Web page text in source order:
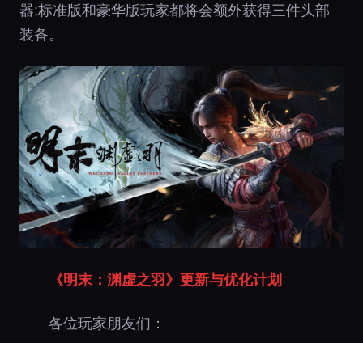
器;标准版和豪华版玩家都将会额外获得三件头部
装备。
《明末：渊虚之羽》更新与优化计划
各位玩家朋友们：